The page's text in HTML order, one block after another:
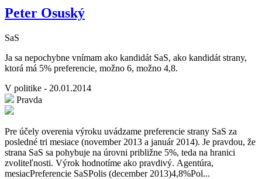
Peter Osuský
SaS
Ja sa nepochybne vnímam ako kandidát SaS, ako kandidát strany,
ktorá má 5% preferencie, možno 6, možno 4,8.
V politike - 20.01.2014
Pravda
Pre účely overenia výroku uvádzame preferencie strany SaS za
posledné tri mesiace (november 2013 a január 2014). Je pravdou, že
strana SaS sa pohybuje na úrovni približne 5%, teda na hranici
zvoliteľnosti. Výrok hodnotíme ako pravdivý. Agentúra,
mesiacPreferencie SaSPolis (december 2013)4,8%Pol...